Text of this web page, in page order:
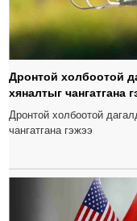
Дронтой холбоотой
хяналтыг чангатгана
Дронтой холбоотой
чангатгана гэжээ